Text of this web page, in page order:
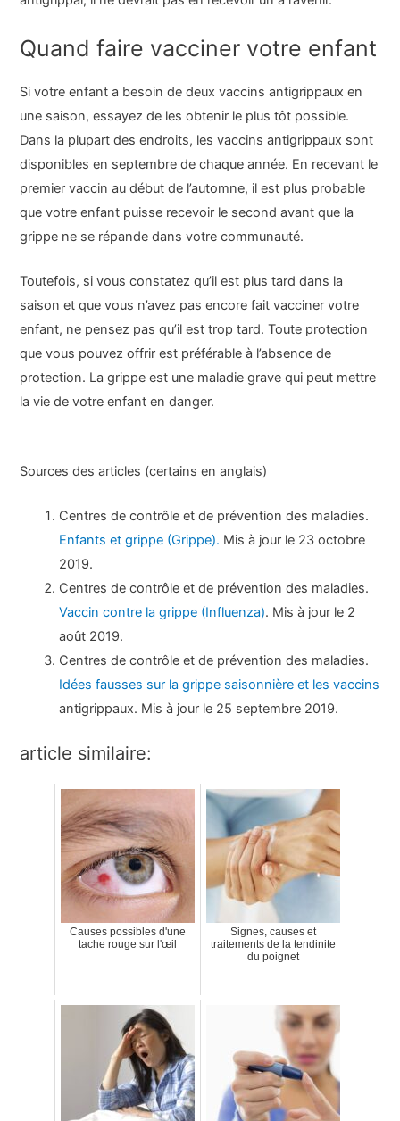
Quand faire vacciner votre enfant
Si votre enfant a besoin de deux vaccins antigrippaux en
une saison, essayez de les obtenir le plus tôt possible.
Dans la plupart des endroits, les vaccins antigrippaux sont
disponibles en septembre de chaque année. En recevant le
premier vaccin au début de l’automne, il est plus probable
que votre enfant puisse recevoir le second avant que la
grippe ne se répande dans votre communauté.
Toutefois, si vous constatez qu’il est plus tard dans la
saison et que vous n’avez pas encore fait vacciner votre
enfant, ne pensez pas qu’il est trop tard. Toute protection
que vous pouvez offrir est préférable à l’absence de
protection. La grippe est une maladie grave qui peut mettre
la vie de votre enfant en danger.
Sources des articles (certains en anglais)
Centres de contrôle et de prévention des maladies.
Enfants et grippe (Grippe). Mis à jour le 23 octobre
2019.
Centres de contrôle et de prévention des maladies.
Vaccin contre la grippe (Influenza). Mis à jour le 2
août 2019.
Centres de contrôle et de prévention des maladies.
Idées fausses sur la grippe saisonnière et les vaccins
antigrippaux. Mis à jour le 25 septembre 2019.
article similaire:
Causes possibles d'une
tache rouge sur l'œil
Signes, causes et
traitements de la tendinite
du poignet